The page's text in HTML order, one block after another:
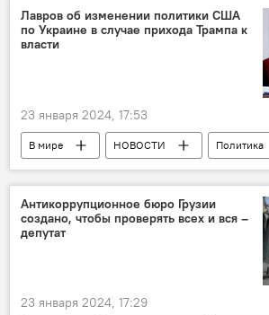
Республиканская больница
Минздрав
Тбилиси
Лавров об изменении политики США
по Украине в случае прихода Трампа к
власти
23 января 2024, 17:53
В мире НОВОСТИ
Политика
США
Вашингтон
Украина
Дональд Трамп
МИД России
Антикоррупционное бюро Грузии
создано, чтобы проверять всех и вся –
депутат
23 января 2024, 17:29